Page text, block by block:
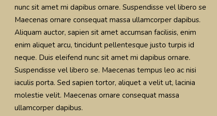
nunc sit amet mi dapibus ornare. Suspendisse vel libero se
Maecenas ornare consequat massa ullamcorper dapibus.
Aliquam auctor, sapien sit amet accumsan facilisis, enim
enim aliquet arcu, tincidunt pellentesque justo turpis id
neque. Duis eleifend nunc sit amet mi dapibus ornare.
Suspendisse vel libero se. Maecenas tempus leo ac nisi
iaculis porta. Sed sapien tortor, aliquet a velit ut, lacinia
molestie velit. Maecenas ornare consequat massa
ullamcorper dapibus.